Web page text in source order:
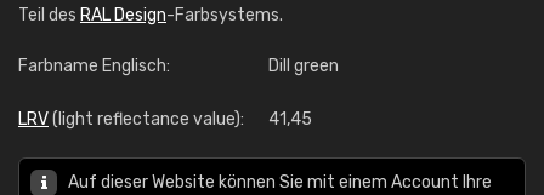
Teil des RAL Design-Farbsystems.
Farbname Englisch: Dill green
LRV(light reflectance value): 41,45
Auf dieser Website können Sie mit einem Account Ihre